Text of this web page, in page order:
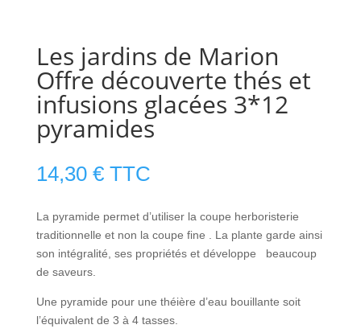
Les jardins de Marion
Offre découverte thés et
infusions glacées 3*12
pyramides
14,30 € TTC
La pyramide permet d’utiliser la coupe herboristerie
traditionnelle et non la coupe fine . La plante garde ainsi
son intégralité, ses propriétés et développe beaucoup
de saveurs.
Une pyramide pour une théière d’eau bouillante soit
l’équivalent de 3 à 4 tasses.